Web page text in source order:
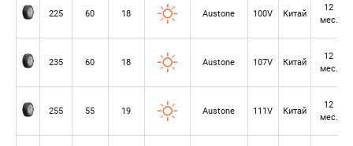
225 60 18 Austone 100V Китай
12
мес.
235 60 18 Austone 107V Китай
12
мес.
255 55 19 Austone 111V Китай
12
мес.